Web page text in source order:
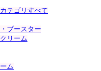
テゴリすべて
ブースター
リーム
ム